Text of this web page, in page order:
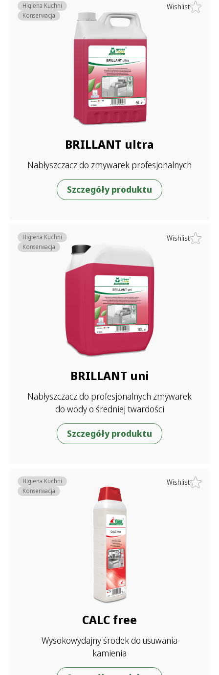
Wishlist
BRILLANT ultra
Nabłyszczacz do zmywarek profesjonalnych
Higiena Kuchni
Konserwacja
Szczegóły produktu
Wishlist
BRILLANT uni
Nabłyszczacz do profesjonalnych zmywarek
do wody o średniej twardości
Higiena Kuchni
Konserwacja
Szczegóły produktu
Wishlist
CALC free
Wysokowydajny środek do usuwania
kamienia
Higiena Kuchni
Konserwacja